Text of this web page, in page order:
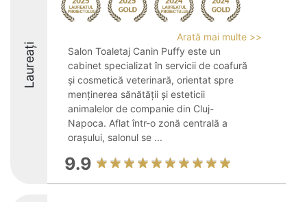
Laureați
Arată mai multe >>
Salon Toaletaj Canin Puffy este un
cabinet specializat în servicii de coafură
și cosmetică veterinară, orientat spre
menținerea sănătății și esteticii
animalelor de companie din Cluj-
Napoca. Aflat într-o zonă centrală a
orașului, salonul se ...
9.9